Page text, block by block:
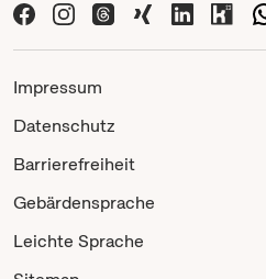
Impressum
Datenschutz
Barrierefreiheit
Gebärdensprache
Leichte Sprache